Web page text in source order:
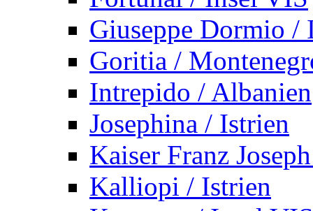
Giuseppe Dormio /
Goritia /
Intrepido / Albanien
Josephina / Istrien
Kaiser Franz
Kalliopi / Istrien